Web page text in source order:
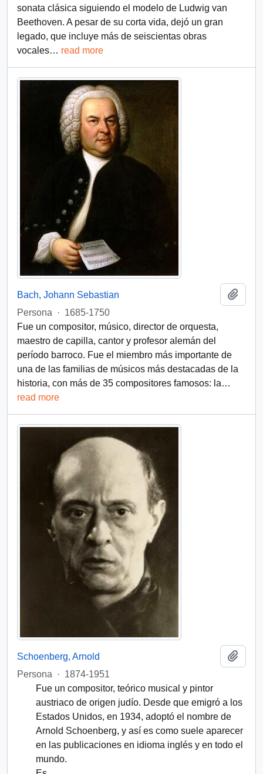
sonata clásica siguiendo el modelo de Ludwig van
Beethoven. A pesar de su corta vida, dejó un gran
legado, que incluye más de seiscientas obras
vocales… read more
Bach, Johann Sebastian
Persona
· 1685-1750
Fue un compositor, músico, director de orquesta,
maestro de capilla, cantor y profesor alemán del
período barroco. Fue el miembro más importante de
una de las familias de músicos más destacadas de la
historia, con más de 35 compositores famosos: la…
read more
Schoenberg, Arnold
Persona
· 1874-1951
Fue un compositor, teórico musical y pintor
austriaco de origen judío. Desde que emigró a los
Estados Unidos, en 1934, adoptó el nombre de
Arnold Schoenberg, y así es como suele aparecer
en las publicaciones en idioma inglés y en todo el
mundo.